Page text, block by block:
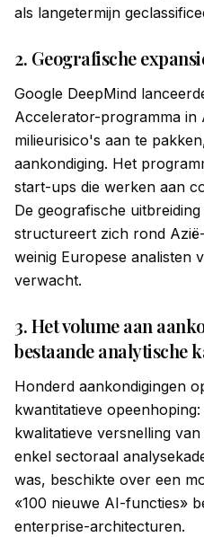
als langetermijn
2. Geografische
Google DeepMind
Accelerator-programma in
milieurisico's aan te
aankondiging. Het
start-ups die werken aan
De geografische
structureert zich rond
weinig Europese analisten
verwacht.
3. Het volume aan
bestaande analytische
Honderd aankondigingen
kwantitatieve
kwalitatieve versnelling
enkel sectoraal
was, beschikte over een
«100 nieuwe AI-functies»
enterprise-architecturen.